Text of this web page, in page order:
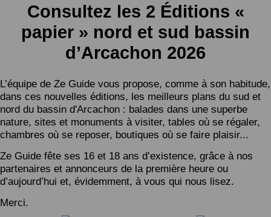
Consultez les 2 Éditions «
papier » nord et sud bassin
d’Arcachon 2026
L’équipe de Ze Guide vous propose, comme à son habitude,
dans ces nouvelles éditions, les meilleurs plans du sud et
nord du bassin d'Arcachon : balades dans une superbe
nature, sites et monuments à visiter, tables où se régaler,
chambres où se reposer, boutiques où se faire plaisir...
Ze Guide fête ses 16 et 18 ans d’existence, grâce à nos
partenaires et annonceurs de la première heure ou
d’aujourd’hui et, évidemment, à vous qui nous lisez.
Merci.